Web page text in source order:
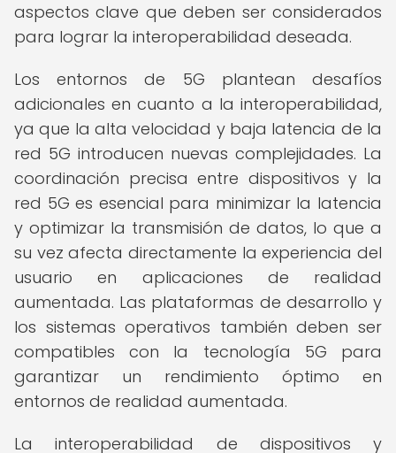
aspectos clave que deben ser considerados
para lograr la interoperabilidad deseada.
Los entornos de 5G plantean desafíos
adicionales en cuanto a la interoperabilidad,
ya que la alta velocidad y baja latencia de la
red 5G introducen nuevas complejidades. La
coordinación precisa entre dispositivos y la
red 5G es esencial para minimizar la latencia
y optimizar la transmisión de datos, lo que a
su vez afecta directamente la experiencia del
usuario en aplicaciones de realidad
aumentada. Las plataformas de desarrollo y
los sistemas operativos también deben ser
compatibles con la tecnología 5G para
garantizar un rendimiento óptimo en
entornos de realidad aumentada.
La interoperabilidad de dispositivos y